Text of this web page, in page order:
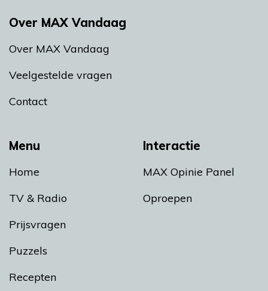
Menu
Home
TV & Radio
Prijsvragen
Puzzels
Recepten
Interactie
MAX Opinie Panel
Oproepen
Over MAX Vandaag
Over MAX Vandaag
Veelgestelde vragen
Contact